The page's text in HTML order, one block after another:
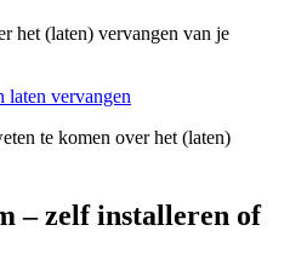
het (laten) vervangen van je
laten vervangen
te komen over het (laten)
– zelf installeren of